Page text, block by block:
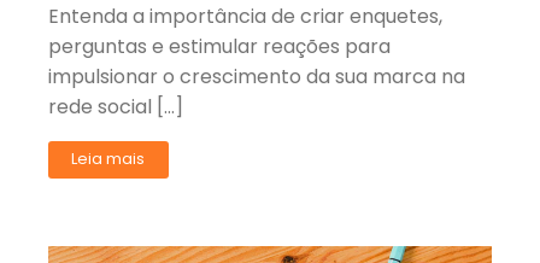
Entenda a importância de criar enquetes,
perguntas e estimular reações para
impulsionar o crescimento da sua marca na
rede social […]
Leia mais